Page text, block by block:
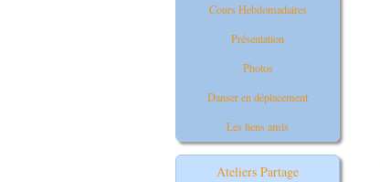
Cours Hebdomadaires
Présentation
Photos
Danser en déplacement
Les liens amis
Ateliers Partage